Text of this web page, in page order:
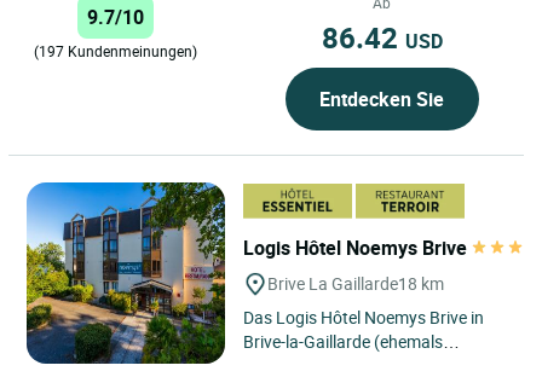
9.7/10
(197 Kundenmeinungen) 86.42 USD
Entdecken Sie
Logis Hôtel Noemys Brive
Brive La Gaillarde18 km
Das Logis Hôtel Noemys Brive in
Brive-la-Gaillarde (ehemals